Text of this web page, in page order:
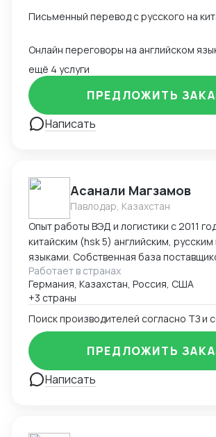
китайский язык B1), -работа с
заказа в Китае (оформление
на оплату), -доставка и проверка
-инспекции (онлайн и оффлайн), -организация
доставки товара из Китая (карго и "в
-оформление таможенных документов
упаковочный,спецификация), -
поставщиками), -сопровождение в
качестве переводчика
ещё 4 услуги
Написать
ПРЕДЛОЖИТЬ
Асанали Магзамов
Павлодар, Казахстан
Опыт работы ВЭД и логистики с 2011
китайским (hsk 5) английским, русским
языками. Собственная база
инспекторов для контроля качества.
переговоров для получения
Работает в странах
Германия, Казахстан, Россия, США
+3 страны
Написать
ПРЕДЛОЖИТЬ